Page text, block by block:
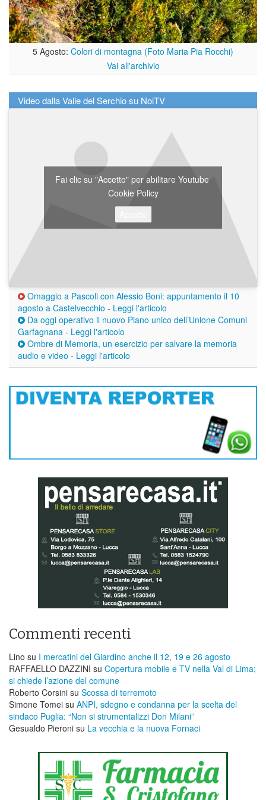
5 Agosto: Colori di montagna (Foto Maria Pia Rocchi)
Vai all'archivio
Video dalla Valle del Serchio su NoiTV
Fai clic su "Accetto" per abilitare Youtube
Cookie Policy
Omaggio a Pascoli con Alessio Boni: appuntamento il 10
agosto a Castelvecchio - Leggi l'articolo
Da oggi operativo il nuovo Piano unico dell’Unione Comuni
Garfagnana - Leggi l'articolo
Ombre di Memoria, un esercizio per salvare la memoria
audio e video - Leggi l'articolo
Commenti recenti
Lino su I mercatini del Giardino anche il 12, 19 e 26 agosto
RAFFAELLO DAZZINI su ​Copertura mobile e TV nella Val di Lima;
si chiede l’azione del comune
Roberto Corsini su Scossa di terremoto
Simone Tomei su ANPI, sdegno e condanna per la scelta del
sindaco Puglia: “Non si strumentalizzi Don Milani”
Gesualdo Pieroni su La vecchia e la nuova Fornaci